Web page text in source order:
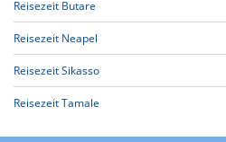
Reisezeit Butare
Reisezeit Neapel
Reisezeit Sikasso
Reisezeit Tamale